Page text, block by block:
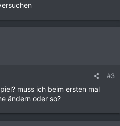
#3
muss ich beim ersten mal
ändern oder so?